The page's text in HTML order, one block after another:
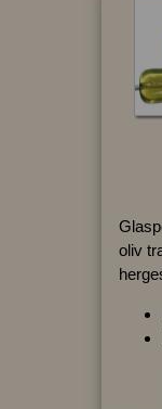
oliv